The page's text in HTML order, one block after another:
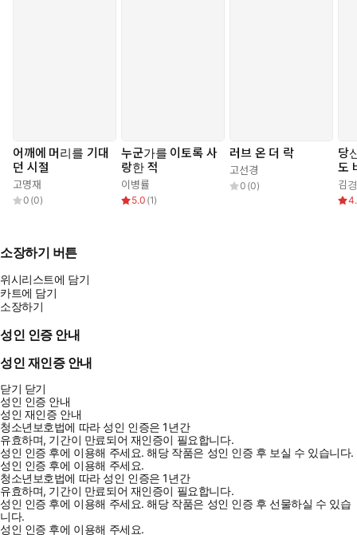
어깨에 머리를 기대
던 시절
고명재
0 (0)
누군가를 이토록 사
랑한 적
이병률
5.0 (1)
러브 온 더 락
고선경
0 (0)
당
도
작
김
소장하기 버튼
위시리스트에 담기
카트에 담기
소장하기
성인 인증 안내
성인 재인증 안내
닫기 닫기
성인 인증 안내
성인 재인증 안내
청소년보호법에 따라 성인 인증은 1년간
유효하며, 기간이 만료되어 재인증이 필요합니다.
성인 인증 후에 이용해 주세요.해당 작품은 성인 인증 후 보실 수 있습니다.
성인 인증 후에 이용해 주세요.
청소년보호법에 따라 성인 인증은 1년간
유효하며, 기간이 만료되어 재인증이 필요합니다.
성인 인증 후에 이용해 주세요.해당 작품은 성인 인증 후 선물하실 수 있습
니다.
성인 인증 후에 이용해 주세요.